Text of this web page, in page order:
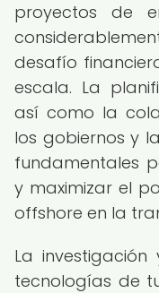
proyectos de
desafío
escala. La
así como la
los gobiernos y
fundamentales
y maximizar el
offshore en la
La
tecnologías de